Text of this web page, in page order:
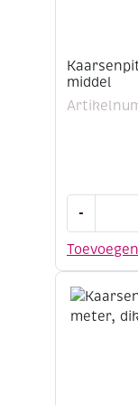
middel
Toevoegen
-
meter,
aantal